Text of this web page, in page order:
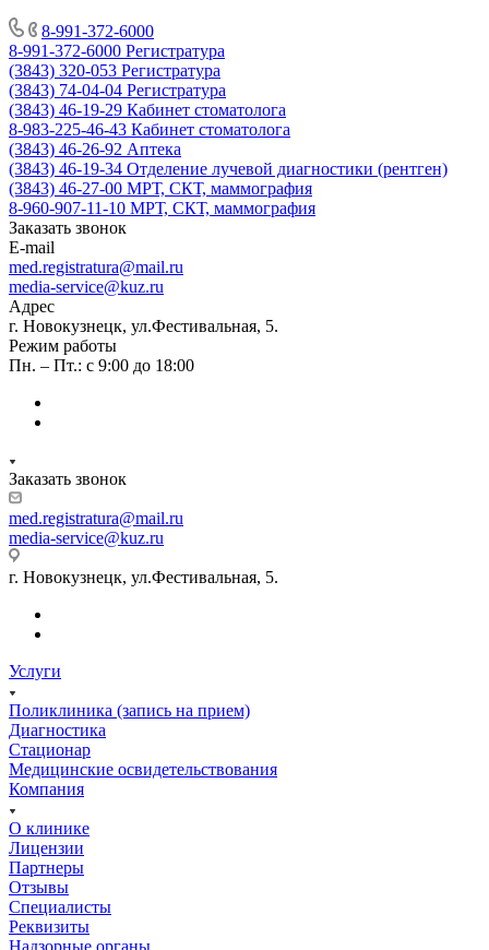
8-991-372-6000
8-991-372-6000 Регистратура
(3843) 320-053 Регистратура
(3843) 74-04-04 Регистратура
(3843) 46-19-29 Кабинет стоматолога
8-983-225-46-43 Кабинет стоматолога
(3843) 46-26-92 Аптека
(3843) 46-19-34 Отделение лучевой диагностики (рентген)
(3843) 46-27-00 МРТ, СКТ, маммография
8-960-907-11-10 МРТ, СКТ, маммография
Заказать звонок
E-mail
med.registratura@mail.ru
media-service@kuz.ru
Адрес
г. Новокузнецк, ул.Фестивальная, 5.
Режим работы
Пн. – Пт.: с 9:00 до 18:00
Заказать звонок
med.registratura@mail.ru
media-service@kuz.ru
г. Новокузнецк, ул.Фестивальная, 5.
Услуги
Поликлиника (запись на прием)
Диагностика
Стационар
Медицинские освидетельствования
Компания
О клинике
Лицензии
Партнеры
Отзывы
Специалисты
Реквизиты
Надзорные органы